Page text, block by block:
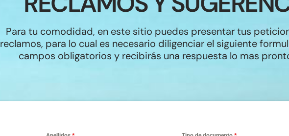
Para tu comodidad, en este sitio puedes presentar tus
reclamos, para lo cual es necesario diligenciar el siguiente
campos obligatorios y recibirás una respuesta lo mas